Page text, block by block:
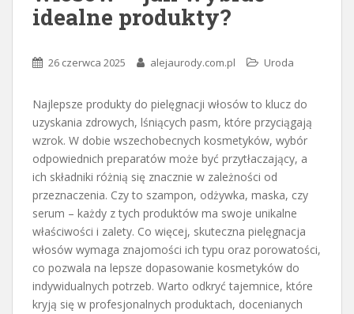
idealne produkty?
26 czerwca 2025 alejaurody.com.pl Uroda
Najlepsze produkty do pielęgnacji włosów to klucz do
uzyskania zdrowych, lśniących pasm, które przyciągają
wzrok. W dobie wszechobecnych kosmetyków, wybór
odpowiednich preparatów może być przytłaczający, a
ich składniki różnią się znacznie w zależności od
przeznaczenia. Czy to szampon, odżywka, maska, czy
serum – każdy z tych produktów ma swoje unikalne
właściwości i zalety. Co więcej, skuteczna pielęgnacja
włosów wymaga znajomości ich typu oraz porowatości,
co pozwala na lepsze dopasowanie kosmetyków do
indywidualnych potrzeb. Warto odkryć tajemnice, które
kryją się w profesjonalnych produktach, docenianych